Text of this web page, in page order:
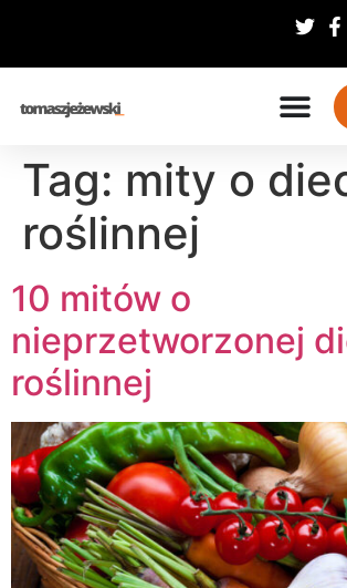
Tag: mity o
roślinnej
10 mitów o
nieprzetworzonej
roślinnej